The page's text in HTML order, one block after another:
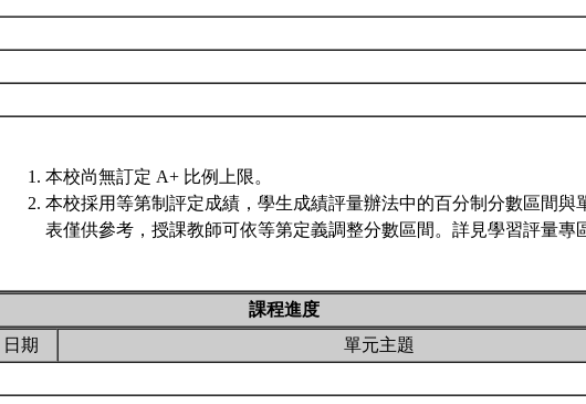
本校尚無訂定 A+ 比例上限。
本校採用等第制評定成績，學生成績評量辦法中的百分制分數區間與
表僅供參考，授課教師可依等第定義調整分數區間。詳見學習評量專
課程進度
日期
單元主題